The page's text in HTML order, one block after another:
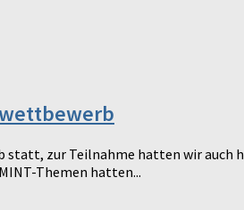
zur Teilnahme hatten wir auch
Themen hatten...